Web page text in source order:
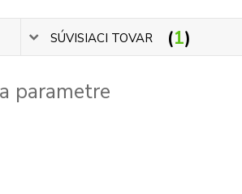
SÚVISIACI TOVAR 1
parametre